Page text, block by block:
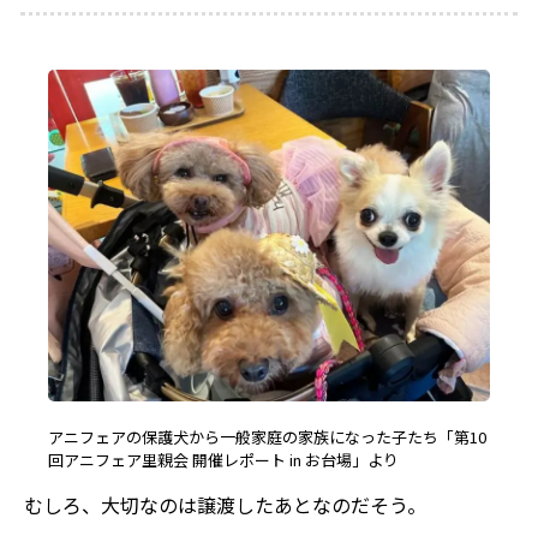
アニフェアの保護犬から一般家庭の家族になった子たち「第10
回アニフェア里親会 開催レポート in お台場」より
むしろ、大切なのは譲渡したあとなのだそう。